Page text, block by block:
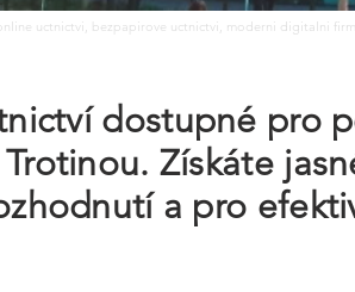
uctnictvi, bezpapirove uctnictvi, moderni digitalni
dostupné pro
Získáte
a pro